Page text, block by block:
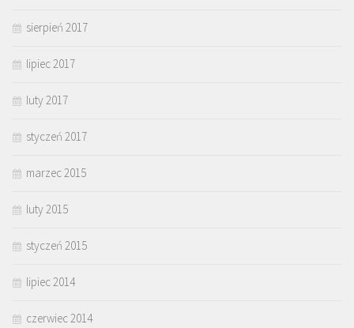
sierpień 2017
lipiec 2017
luty 2017
styczeń 2017
marzec 2015
luty 2015
styczeń 2015
lipiec 2014
czerwiec 2014